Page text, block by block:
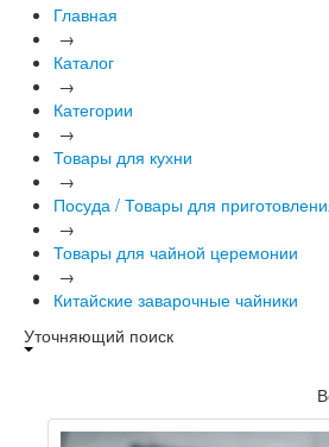
Главная
→
Каталог
→
Категории
→
Товары для кухни
→
Посуда / Товары для
→
Товары для чайной церемонии
→
Китайские заварочные чайники
Уточняющий поиск